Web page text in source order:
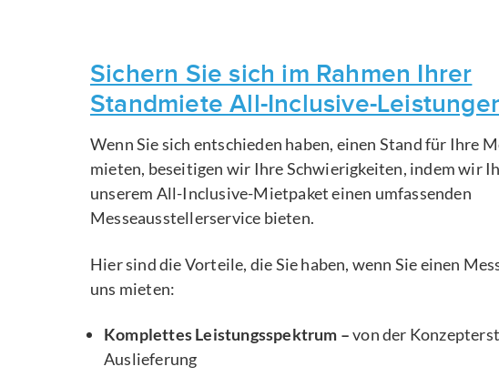
Sichern Sie sich im Rahmen Ihrer
Standmiete All-Inclusive-
Wenn Sie sich entschieden haben, einen Stand für Ihre
mieten, beseitigen wir Ihre Schwierigkeiten, indem wir
unserem All-Inclusive-Mietpaket einen umfassenden
Messeausstellerservice bieten.
Hier sind die Vorteile, die Sie haben, wenn Sie einen
uns mieten:
Komplettes Leistungsspektrum –von der
Auslieferung